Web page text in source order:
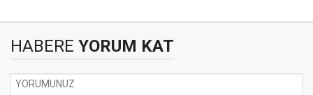
HABERE YORUM KAT